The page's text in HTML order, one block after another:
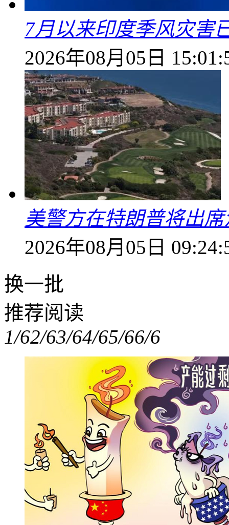
7月以来印度季风灾害
2026年08月05日
美警方在特朗普将出
2026年08月05日
换一批
推荐阅读
1/62/63/64/65/66/6